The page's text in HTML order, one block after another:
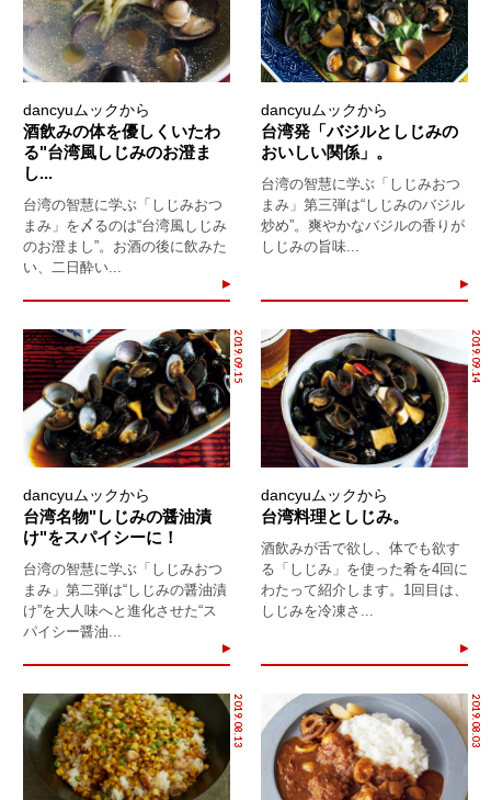
dancyuムックから
酒飲みの体を優しくいたわ
る"台湾風しじみのお澄ま
し...
台湾の智慧に学ぶ「しじみおつ
まみ」を〆るのは“台湾風しじみ
のお澄まし”。お酒の後に飲みた
い、二日酔い...
dancyuムックから
台湾発「バジルとしじみの
おいしい関係」。
台湾の智慧に学ぶ「しじみおつ
まみ」第三弾は“しじみのバジル
炒め”。爽やかなバジルの香りが
しじみの旨味...
2019.09.15
dancyuムックから
台湾名物"しじみの醤油漬
け"をスパイシーに！
台湾の智慧に学ぶ「しじみおつ
まみ」第二弾は“しじみの醤油漬
け”を大人味へと進化させた“ス
パイシー醤油...
2019.09.14
dancyuムックから
台湾料理としじみ。
酒飲みが舌で欲し、体でも欲す
る「しじみ」を使った肴を4回に
わたって紹介します。1回目は、
しじみを冷凍さ...
2019.08.13 2019.08.03